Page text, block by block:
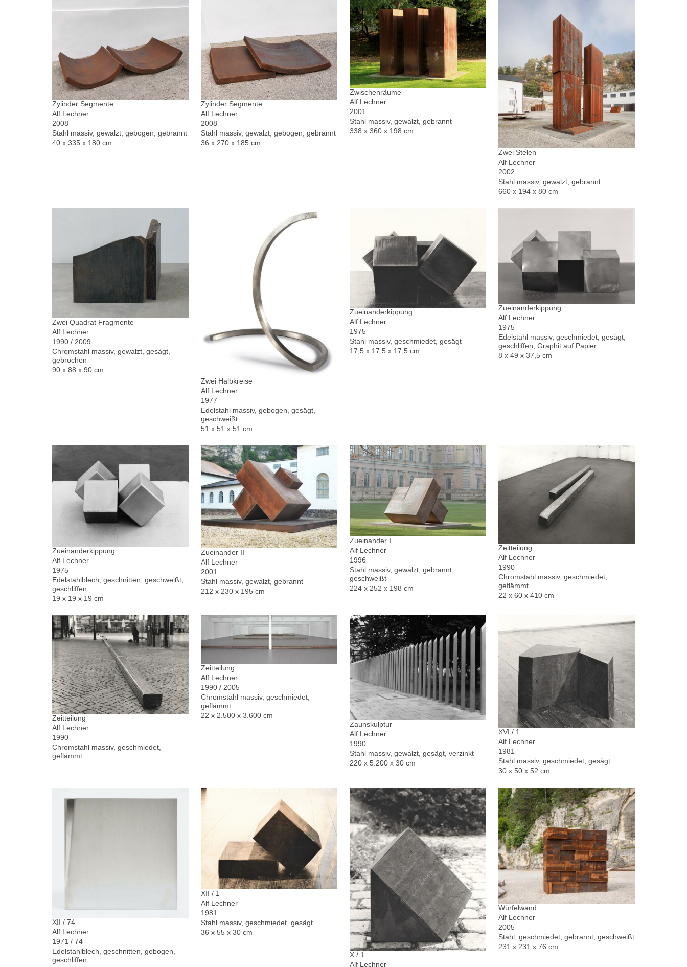
Zylinder Segmente
Alf Lechner
2008
Stahl massiv, gewalzt, gebogen, gebrannt
40 x 335 x 180 cm
Zylinder Segmente
Alf Lechner
2008
Stahl massiv, gewalzt, gebogen, gebrannt
36 x 270 x 185 cm
Zwischenräume
Alf Lechner
2001
Stahl massiv, gewalzt, gebrannt
338 x 360 x 198 cm
Zwei Stelen
Alf Lechner
2002
Stahl massiv, gewalzt, gebrannt
660 x 194 x 80 cm
Zwei Quadrat Fragmente
Alf Lechner
1990 / 2009
Chromstahl massiv, gewalzt, gesägt,
gebrochen
90 x 88 x 90 cm
Zwei Halbkreise
Alf Lechner
1977
Edelstahl massiv, gebogen, gesägt,
geschweißt
51 x 51 x 51 cm
Zueinanderkippung
Alf Lechner
1975
Stahl massiv, geschmiedet, gesägt
17,5 x 17,5 x 17,5 cm
Zueinanderkippung
Alf Lechner
1975
Edelstahl massiv, geschmiedet, gesägt,
geschliffen; Graphit auf Papier
8 x 49 x 37,5 cm
Zueinanderkippung
Alf Lechner
1975
Edelstahlblech, geschnitten, geschweißt,
geschliffen
19 x 19 x 19 cm
Zueinander II
Alf Lechner
2001
Stahl massiv, gewalzt, gebrannt
212 x 230 x 195 cm
Zueinander I
Alf Lechner
1996
Stahl massiv, gewalzt, gebrannt,
geschweißt
224 x 252 x 198 cm
Zeitteilung
Alf Lechner
1990
Chromstahl massiv, geschmiedet,
geflämmt
22 x 60 x 410 cm
Zeitteilung
Alf Lechner
1990
Chromstahl massiv, geschmiedet,
geflämmt
Zeitteilung
Alf Lechner
1990 / 2005
Chromstahl massiv, geschmiedet,
geflämmt
22 x 2.500 x 3.600 cm
Zaunskulptur
Alf Lechner
1990
Stahl massiv, gewalzt, gesägt, verzinkt
220 x 5.200 x 30 cm
XVI / 1
Alf Lechner
1981
Stahl massiv, geschmiedet, gesägt
30 x 50 x 52 cm
XII / 74
Alf Lechner
1971 / 74
Edelstahlblech, geschnitten, gebogen,
geschliffen
XII / 1
Alf Lechner
1981
Stahl massiv, geschmiedet, gesägt
36 x 55 x 30 cm
X / 1
Alf Lechner
Würfelwand
Alf Lechner
2005
Stahl, geschmiedet, gebrannt, geschweißt
231 x 231 x 76 cm